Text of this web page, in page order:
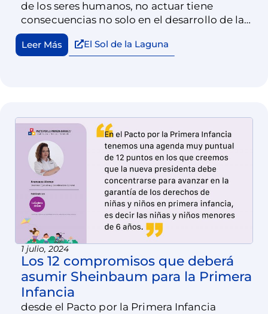
de los seres humanos, no actuar tiene
consecuencias no solo en el desarrollo de las
personas sino en el desarrollo del país
entero.
Leer Más El Sol de la Laguna
1 julio, 2024
Los 12 compromisos que deberá
asumir Sheinbaum para la Primera
Infancia
desde el Pacto por la Primera Infancia